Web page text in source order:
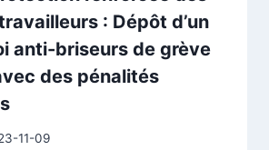
: Dépôt d’un
anti-briseurs de grève
des pénalités
11-09